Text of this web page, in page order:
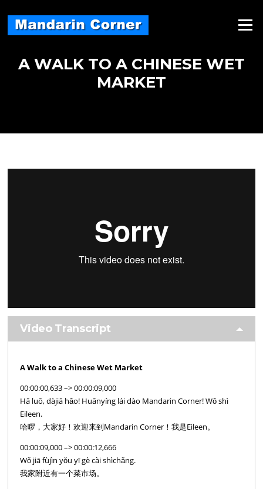
content
Menu
A WALK TO A CHINESE WET
MARKET
Video Transcript
A Walk to a Chinese Wet Market
00:00:00,633 –> 00:00:09,000
Hā luō, dàjiā hǎo! Huānyíng lái dào Mandarin Corner! Wǒ shì
Eileen.
哈啰，大家好！欢迎来到Mandarin Corner！我是Eileen。
00:00:09,000 –> 00:00:12,666
Wǒ jiā fùjìn yǒu yī gè cài shìchǎng.
我家附近有一个菜市场。